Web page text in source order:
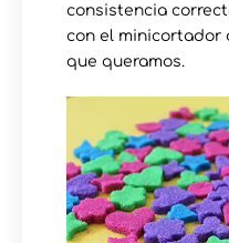
consistencia
con el minicortador
que queramos.